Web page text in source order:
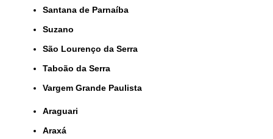
Santana de Parnaíba
Suzano
São Lourenço da Serra
Taboão da Serra
Vargem Grande Paulista
Araguari
Araxá